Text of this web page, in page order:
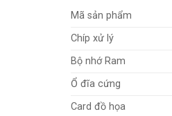
Mã sản phẩm
Chíp xử lý
Bộ nhớ Ram
Ổ đĩa cứng
Card đồ họa